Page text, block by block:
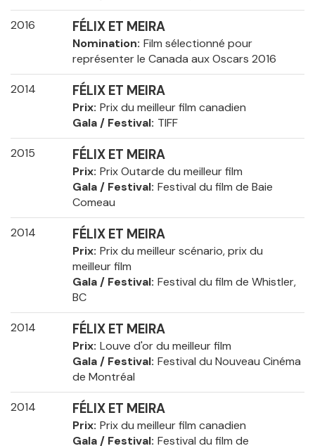
2016 FÉLIX ET MEIRA
Nomination Film sélectionné pour
représenter le Canada aux Oscars 2016
2014 FÉLIX ET MEIRA
Prix Prix du meilleur film canadien
Gala / Festival TIFF
2015 FÉLIX ET MEIRA
Prix Prix Outarde du meilleur film
Gala / Festival Festival du film de Baie
Comeau
2014 FÉLIX ET MEIRA
Prix Prix du meilleur scénario, prix du
meilleur film
Gala / Festival Festival du film de Whistler,
BC
2014 FÉLIX ET MEIRA
Prix Louve d'or du meilleur film
Gala / Festival Festival du Nouveau Cinéma
de Montréal
2014 FÉLIX ET MEIRA
Prix Prix du meilleur film canadien
Gala / Festival Festival du film de